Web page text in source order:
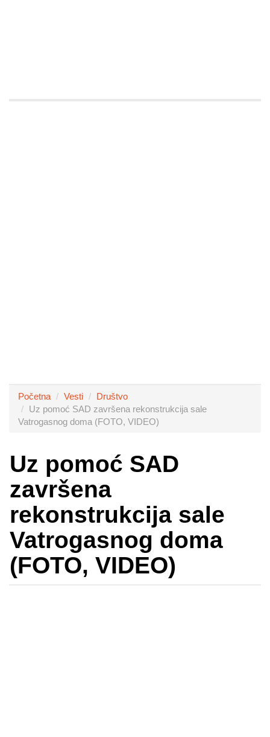
Početna Vesti
Društvo
Uz pomoć SAD završena rekonstrukcija sale
Vatrogasnog doma (FOTO, VIDEO)
Uz pomoć SAD
završena
rekonstrukcija sale
Vatrogasnog doma
(FOTO, VIDEO)